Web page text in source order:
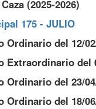
(2025-2026)
175 - JULIO
Ordinario del 12/
Extraordinario del
Ordinario del 23/
Ordinario del 18/